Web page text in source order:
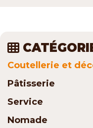
Coutellerie et
Pâtisserie
Service
Nomade